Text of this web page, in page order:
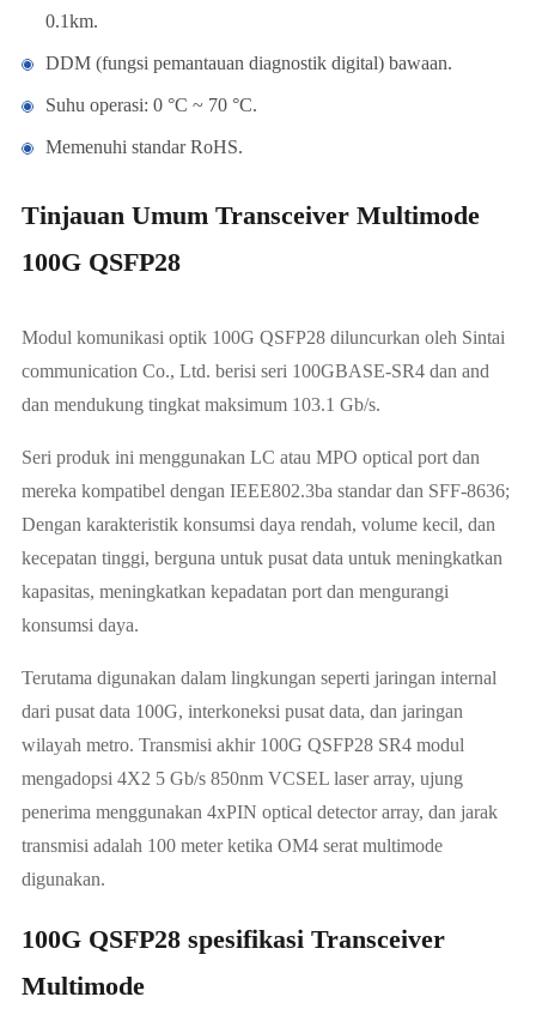
0.1km.
DDM (fungsi pemantauan diagnostik digital) bawaan.
Suhu operasi: 0 °C ~ 70 °C.
Memenuhi standar RoHS.
Tinjauan Umum Transceiver Multimode
100G QSFP28
Modul komunikasi optik 100G QSFP28 diluncurkan oleh Sintai
communication Co., Ltd. berisi seri 100GBASE-SR4 dan and
dan mendukung tingkat maksimum 103.1 Gb/s.
Seri produk ini menggunakan LC atau MPO optical port dan
mereka kompatibel dengan IEEE802.3ba standar dan SFF-8636;
Dengan karakteristik konsumsi daya rendah, volume kecil, dan
kecepatan tinggi, berguna untuk pusat data untuk meningkatkan
kapasitas, meningkatkan kepadatan port dan mengurangi
konsumsi daya.
Terutama digunakan dalam lingkungan seperti jaringan internal
dari pusat data 100G, interkoneksi pusat data, dan jaringan
wilayah metro. Transmisi akhir 100G QSFP28 SR4 modul
mengadopsi 4X2 5 Gb/s 850nm VCSEL laser array, ujung
penerima menggunakan 4xPIN optical detector array, dan jarak
transmisi adalah 100 meter ketika OM4 serat multimode
digunakan.
100G QSFP28 spesifikasi Transceiver
Multimode